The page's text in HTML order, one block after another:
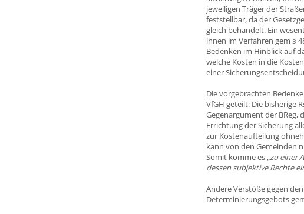
jeweiligen Träger der
feststellbar, da der
gleich behandelt. Ein
ihnen im Verfahren gem §
Bedenken im Hinblick auf
welche Kosten in die
einer
Die vorgebrachten
VfGH geteilt: Die bisherige
Gegenargument der BReg,
Errichtung der Sicherung
zur Kostenaufteilung
kann von den Gemeinden
Somit komme es „zu einer
dessen subjektive Rechte
Andere Verstöße gegen
Determinierungsgebots